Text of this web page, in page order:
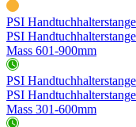
PSI Handtuchhalterstange
PSI
Mass 601-900mm
PSI Handtuchhalterstange
PSI
Mass 301-600mm